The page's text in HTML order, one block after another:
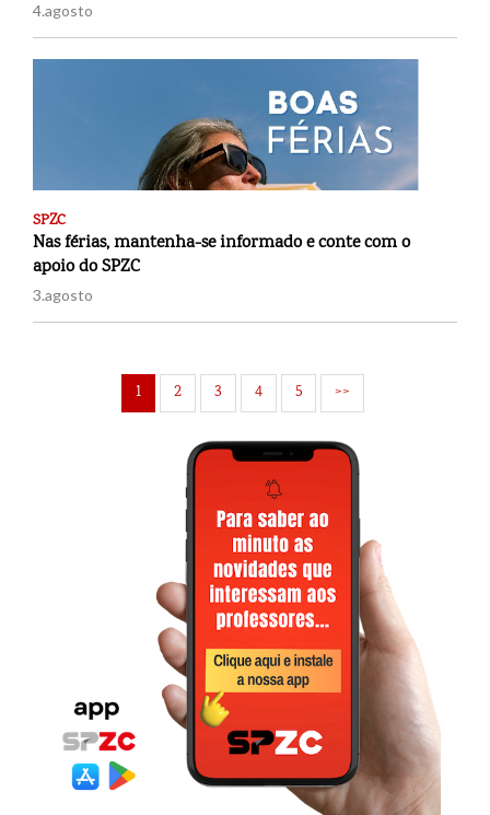
4.agosto
SPZC
Nas férias, mantenha-se informado e conte com o
apoio do SPZC
3.agosto
1 2 3 4 5 >>